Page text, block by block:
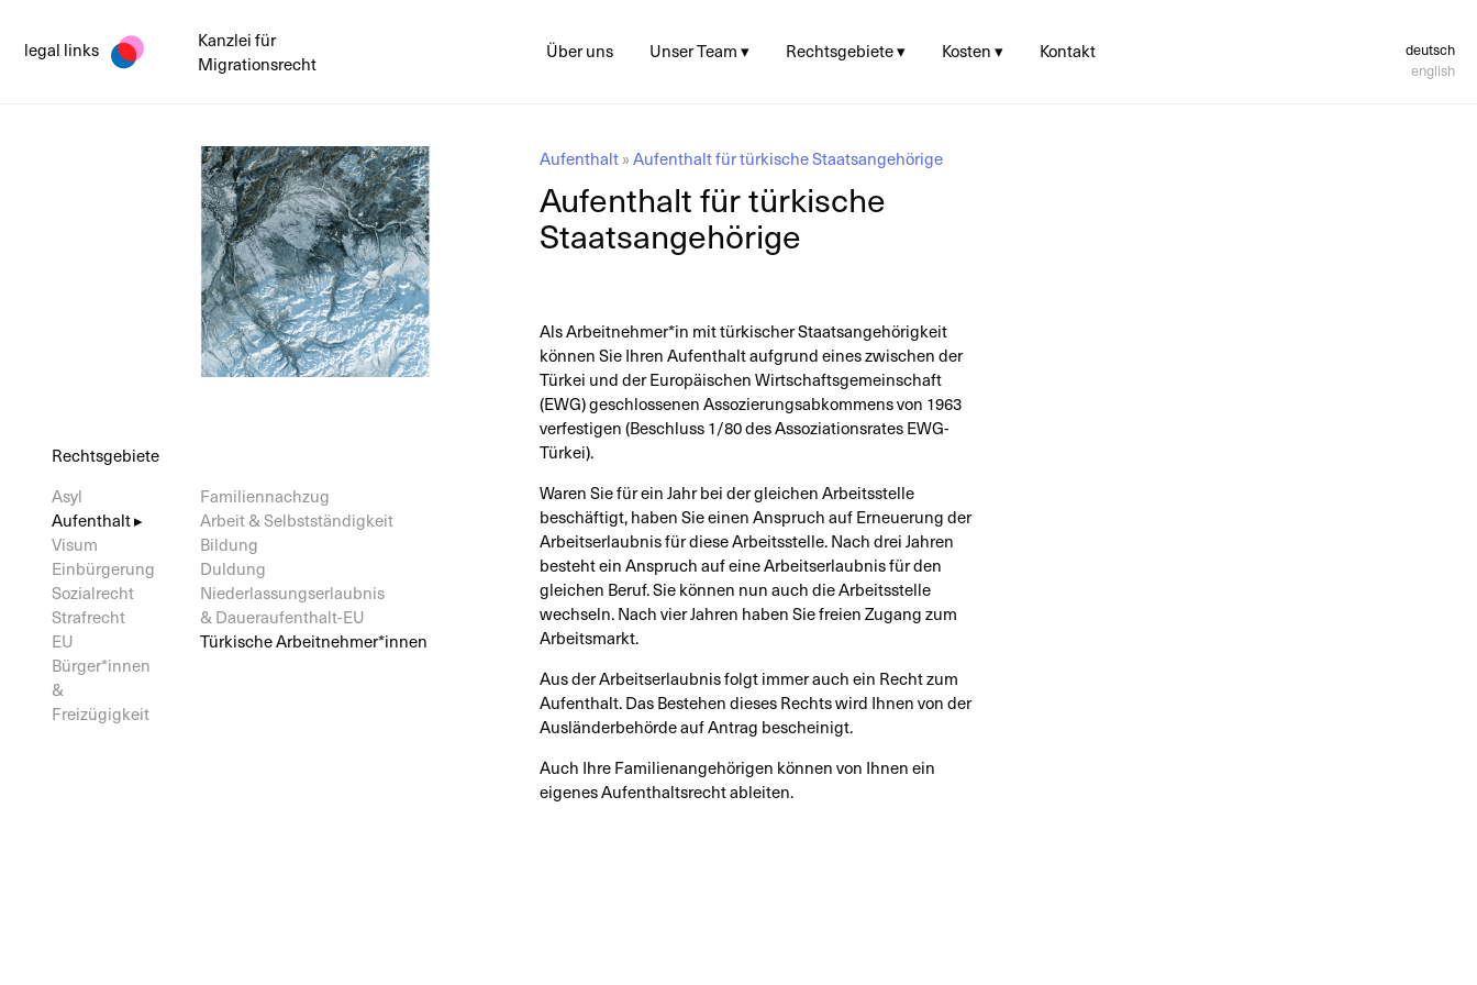
legal links
Kanzlei für
Migrationsrecht
Über uns
Unser Team ▾
Sophie Baumann
Rechtsgebiete ▾
Einbürgerung
Sozialrecht
Strafrecht
Kosten ▾
Beratungs- und
Kontakt
deutsch
english
Rechtsgebiete
Asyl
Aufenthalt ▸
Visum
Einbürgerung
Sozialrecht
Strafrecht
EU
Bürger*innen
&
Freizügigkeit
Familiennachzug
Arbeit & Selbstständigkeit
Bildung
Duldung
Niederlassungserlaubnis
& Daueraufenthalt-EU
Türkische Arbeitnehmer*innen
Aufenthalt»Aufenthalt für türkische Staatsangehörige
Aufenthalt für türkische
Staatsangehörige
Als Arbeitnehmer*in mit türkischer Staatsangehörigkeit
können Sie Ihren Aufenthalt aufgrund eines zwischen der
Türkei und der Europäischen Wirtschaftsgemeinschaft
(EWG) geschlossenen Assozierungsabkommens von 1963
verfestigen (Beschluss 1/80 des Assoziationsrates EWG-
Türkei).
Waren Sie für ein Jahr bei der gleichen Arbeitsstelle
beschäftigt, haben Sie einen Anspruch auf Erneuerung der
Arbeitserlaubnis für diese Arbeitsstelle. Nach drei Jahren
besteht ein Anspruch auf eine Arbeitserlaubnis für den
gleichen Beruf. Sie können nun auch die Arbeitsstelle
wechseln. Nach vier Jahren haben Sie freien Zugang zum
Arbeitsmarkt.
Aus der Arbeitserlaubnis folgt immer auch ein Recht zum
Aufenthalt. Das Bestehen dieses Rechts wird Ihnen von der
Ausländerbehörde auf Antrag bescheinigt.
Auch Ihre Familienangehörigen können von Ihnen ein
eigenes Aufenthaltsrecht ableiten.